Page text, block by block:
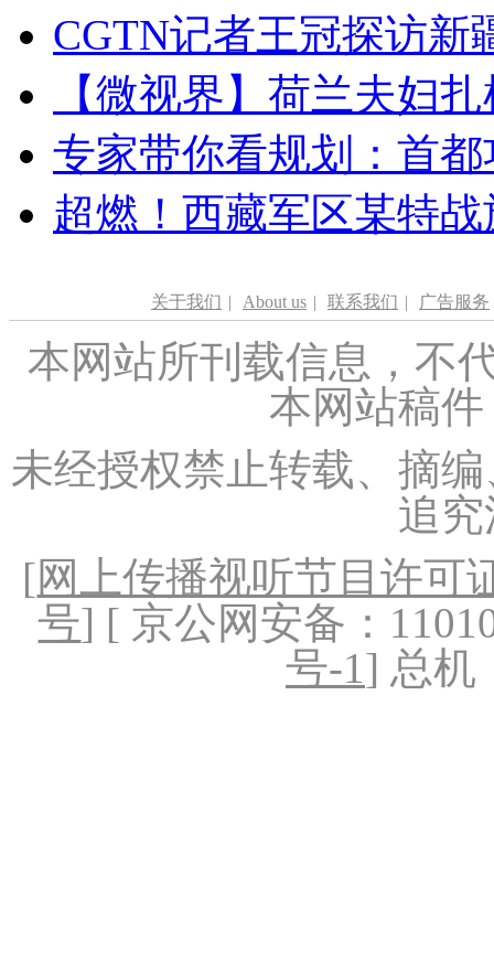
CGTN记者王冠探访新
【微视界】荷兰夫妇
专家带你看规划：首
超燃！西藏军区某特
关于我们 | About us | 联系我们 | 广告服务
本网站所刊载信息，不
本网站稿
未经授权禁止转载、摘
追
[网上传播视听节目许可
号] [ 京公网安备：
号-1] 总机